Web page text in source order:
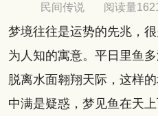
民间传说 阅读量1621
梦境往往是运势的先兆，
为人知的寓意。平日里鱼
脱离水面翱翔天际，这样
中满是疑惑，梦见鱼在天